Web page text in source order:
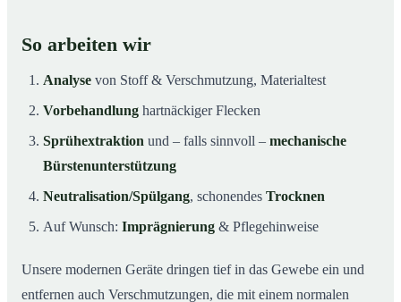
So arbeiten wir
Analyse von Stoff & Verschmutzung, Materialtest
Vorbehandlung hartnäckiger Flecken
Sprühextraktion und – falls sinnvoll – mechanische
Bürstenunterstützung
Neutralisation/Spülgang, schonendes Trocknen
Auf Wunsch: Imprägnierung & Pflegehinweise
Unsere modernen Geräte dringen tief in das Gewebe ein und
entfernen auch Verschmutzungen, die mit einem normalen